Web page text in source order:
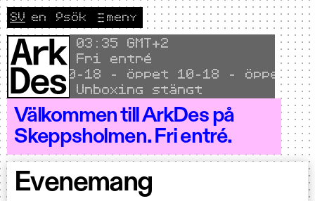
Hoppa till innehållet
Local time
03
35 GMT+2
Fri entré
10–18 - Öppet 10–18 - Öppet
Unboxing stängt
Välkommen till ArkDes på
Skeppsholmen. Fri entré.
meny
🔎sök
CURRENT LANGUAGE SVENSKA
SV Byt språk till English
en
Evenemang